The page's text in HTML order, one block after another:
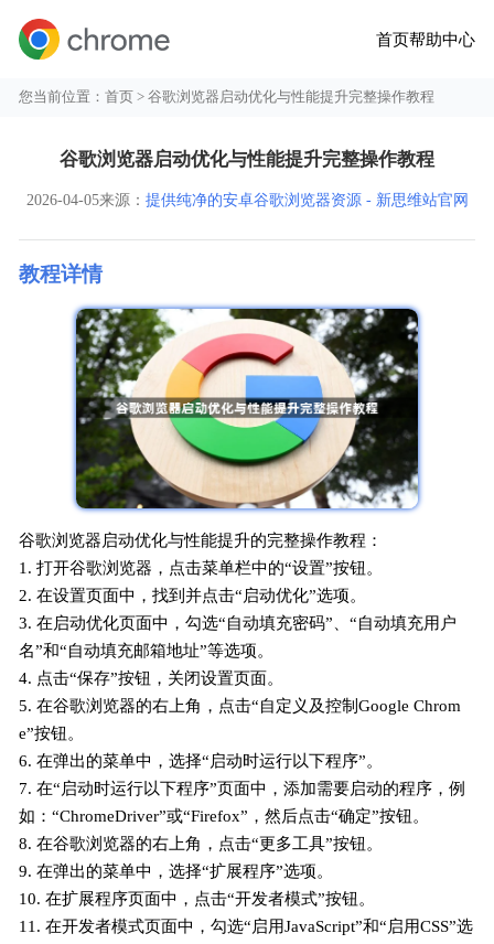
首页帮助中心
您当前位置：首页 > 谷歌浏览器启动优化与性能提升完整操作教程
谷歌浏览器启动优化与性能提升完整操作教程
2026-04-05来源： 提供纯净的安卓谷歌浏览器资源 - 新思维站官网
教程详情
谷歌浏览器启动优化与性能提升的完整操作教程：
1. 打开谷歌浏览器，点击菜单栏中的“设置”按钮。
2. 在设置页面中，找到并点击“启动优化”选项。
3. 在启动优化页面中，勾选“自动填充密码”、“自动填充用户
名”和“自动填充邮箱地址”等选项。
4. 点击“保存”按钮，关闭设置页面。
5. 在谷歌浏览器的右上角，点击“自定义及控制Google Chrom
e”按钮。
6. 在弹出的菜单中，选择“启动时运行以下程序”。
7. 在“启动时运行以下程序”页面中，添加需要启动的程序，例
如：“ChromeDriver”或“Firefox”，然后点击“确定”按钮。
8. 在谷歌浏览器的右上角，点击“更多工具”按钮。
9. 在弹出的菜单中，选择“扩展程序”选项。
10. 在扩展程序页面中，点击“开发者模式”按钮。
11. 在开发者模式页面中，勾选“启用JavaScript”和“启用CSS”选